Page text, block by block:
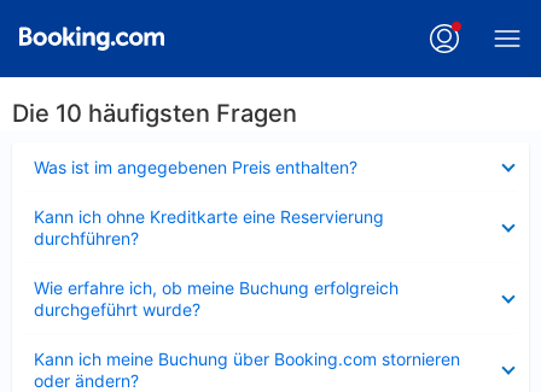
Die 10 häufigsten Fragen
Was ist im angegebenen Preis enthalten?
Kann ich ohne Kreditkarte eine Reservierung
durchführen?
Wie erfahre ich, ob meine Buchung erfolgreich
durchgeführt wurde?
Kann ich meine Buchung über Booking.com stornieren
oder ändern?